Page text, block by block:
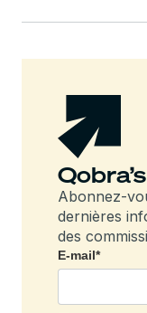
Abonnez-
dernières
des
E-mail*